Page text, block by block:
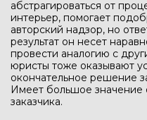
абстрагироваться от
интерьер, помогает
авторский надзор, но
результат он несет
провести аналогию с
юристы тоже оказывают
окончательное решение
Имеет большое
заказчика.